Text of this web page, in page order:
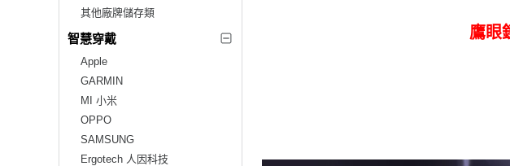
其他廠牌儲存類
智慧穿戴
Apple
GARMIN
MI 小米
OPPO
SAMSUNG
Ergotech 人因科技
鷹眼